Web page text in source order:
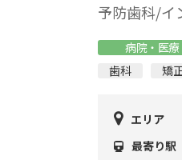
予防歯科/イ
病院・医療
歯科
矯
エリア
最寄り駅